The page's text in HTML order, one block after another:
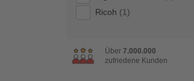
Ricoh (1)
Über 7.000.000
zufriedene Kunden